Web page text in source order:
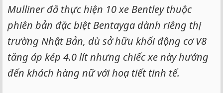
Mulliner đã thực hiện 10 xe Bentley thuộc
phiên bản đặc biệt Bentayga dành riêng thị
trường Nhật Bản, dù sở hữu khối động cơ V8
tăng áp kép 4.0 lít nhưng chiếc xe này hướng
đến khách hàng nữ với hoạ tiết tinh tế.